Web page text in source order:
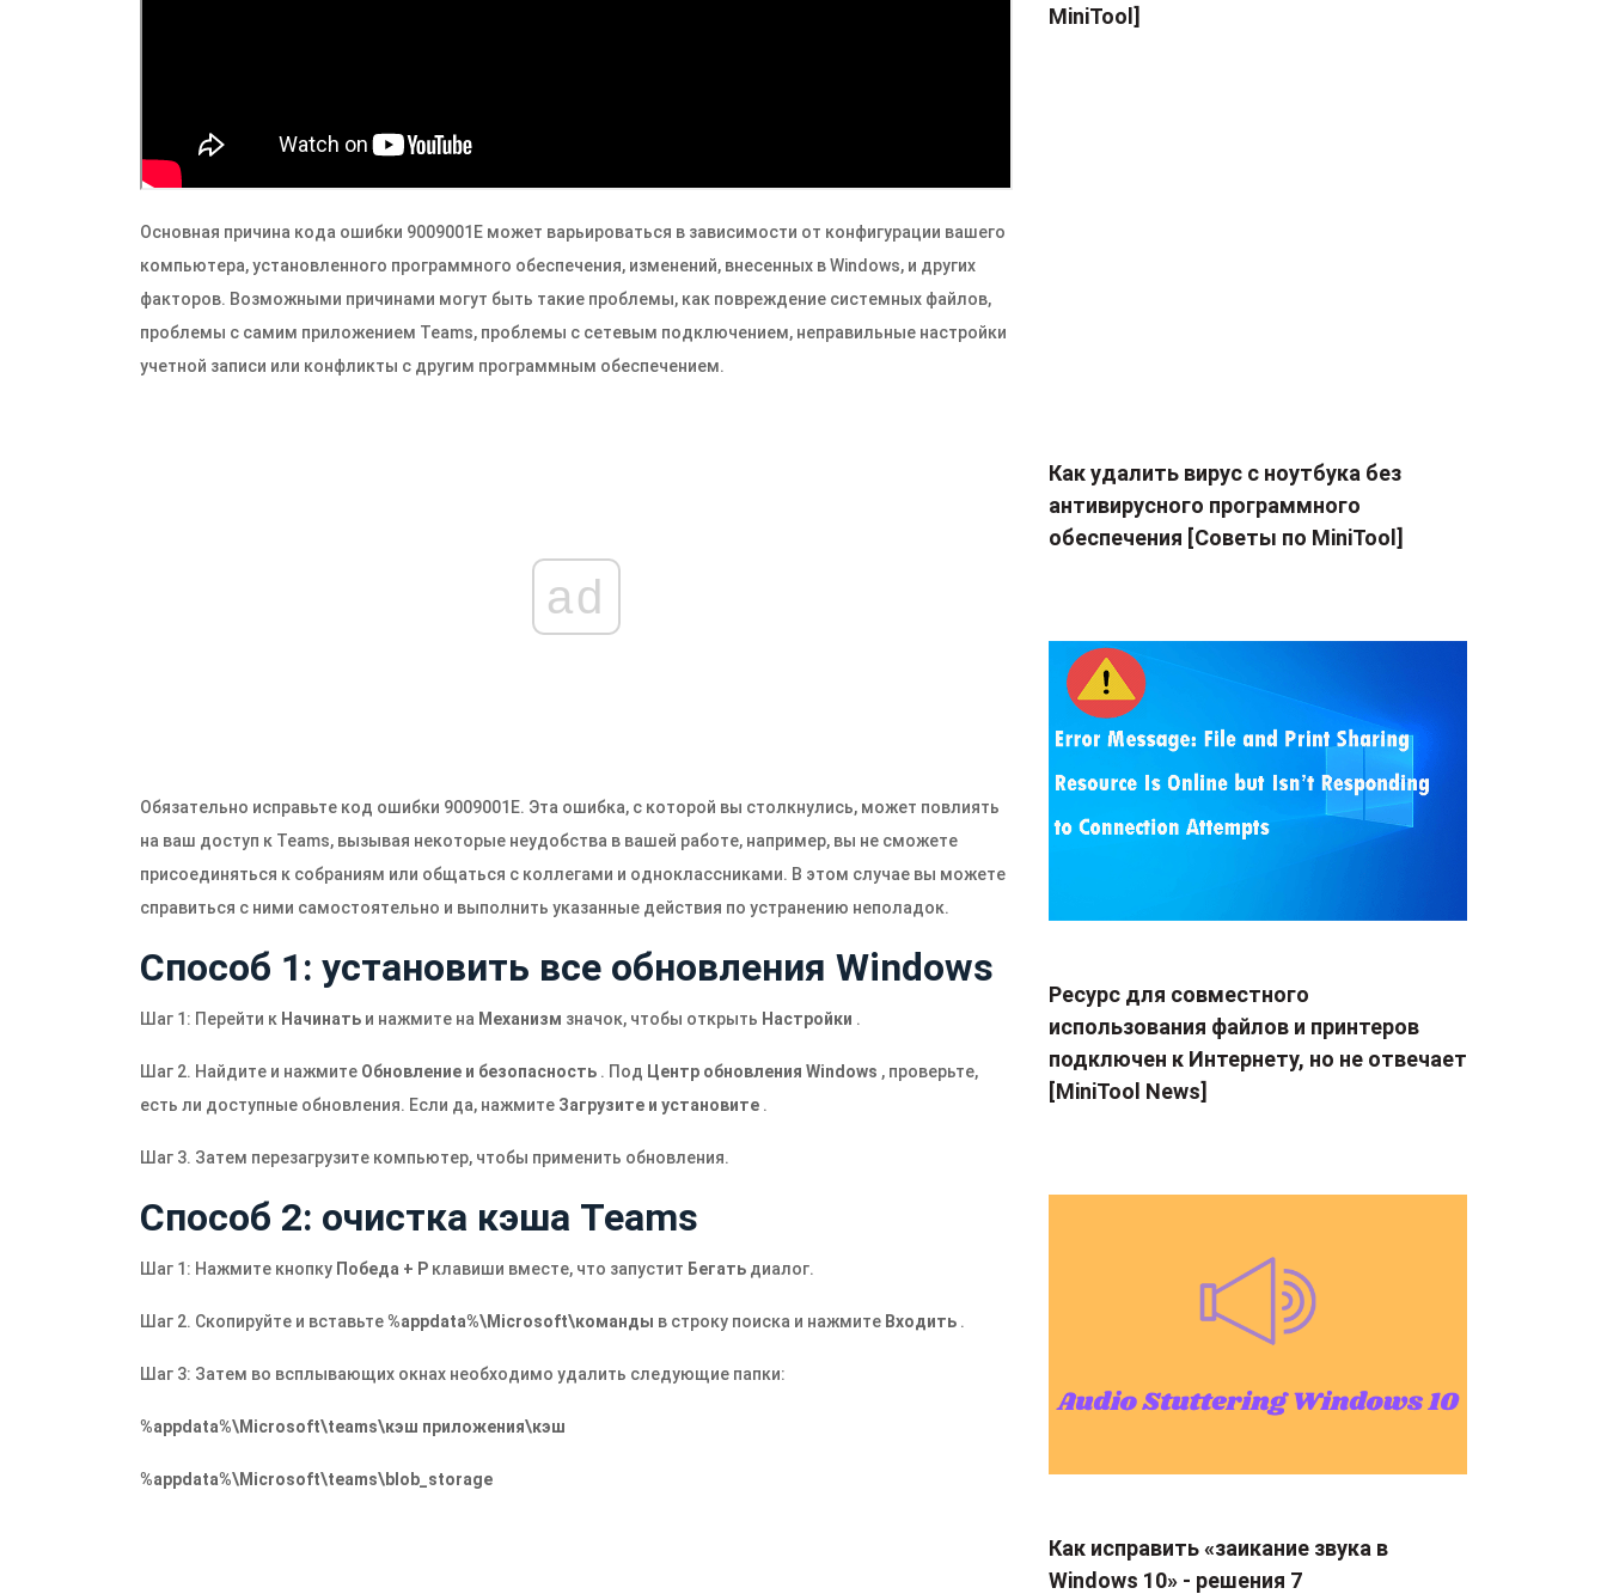
Основная причина кода ошибки 9009001E может варьироваться в зависимости от конфигурации вашего
компьютера, установленного программного обеспечения, изменений, внесенных в Windows, и других
факторов. Возможными причинами могут быть такие проблемы, как повреждение системных файлов,
проблемы с самим приложением Teams, проблемы с сетевым подключением, неправильные настройки
учетной записи или конфликты с другим программным обеспечением.
ad
Обязательно исправьте код ошибки 9009001E. Эта ошибка, с которой вы столкнулись, может повлиять
на ваш доступ к Teams, вызывая некоторые неудобства в вашей работе, например, вы не сможете
присоединяться к собраниям или общаться с коллегами и одноклассниками. В этом случае вы можете
справиться с ними самостоятельно и выполнить указанные действия по устранению неполадок.
Способ 1: установить все обновления Windows
Шаг 1: Перейти к Начинать и нажмите на Механизм значок, чтобы открыть Настройки .
Шаг 2. Найдите и нажмите Обновление и безопасность . Под Центр обновления Windows , проверьте,
есть ли доступные обновления. Если да, нажмите Загрузите и установите .
Шаг 3. Затем перезагрузите компьютер, чтобы применить обновления.
Способ 2: очистка кэша Teams
Шаг 1: Нажмите кнопку Победа + Р клавиши вместе, что запустит Бегать диалог.
Шаг 2. Скопируйте и вставьте%appdata%\Microsoft\команды в строку поиска и нажмите Входить .
Шаг 3: Затем во всплывающих окнах необходимо удалить следующие папки:
%appdata%\Microsoft\teams\кэш приложения\кэш
%appdata%\Microsoft\teams\blob_storage
MiniTool]
Как удалить вирус с ноутбука без
антивирусного программного
обеспечения [Советы по MiniTool]
Ресурс для совместного
использования файлов и принтеров
подключен к Интернету, но не отвечает
[MiniTool News]
Как исправить «заикание звука в
Windows 10» - решения 7